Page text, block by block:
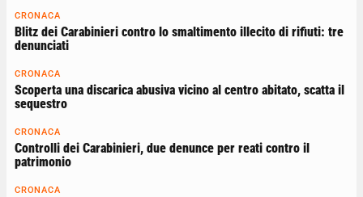
CRONACA
Blitz dei Carabinieri contro lo smaltimento illecito di rifiuti: tre
denunciati
CRONACA
Scoperta una discarica abusiva vicino al centro abitato, scatta il
sequestro
CRONACA
Controlli dei Carabinieri, due denunce per reati contro il
patrimonio
CRONACA